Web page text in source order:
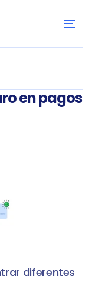
en pagos
diferentes